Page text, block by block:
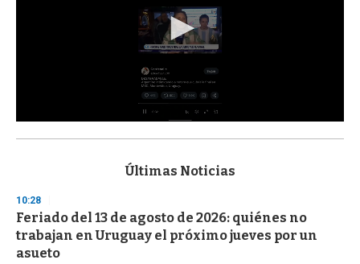
s
d
s
o
f
3
Últimas Noticias
10:28
Feriado del 13 de agosto de 2026: quiénes no
trabajan en Uruguay el próximo jueves por un
asueto